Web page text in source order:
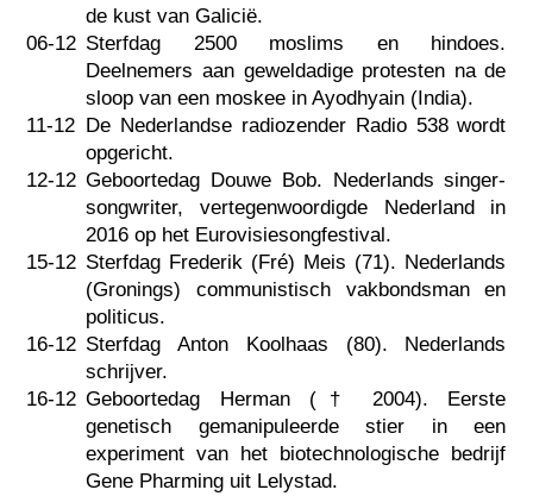
de kust van Galicië.
06-12 Sterfdag 2500 moslims en hindoes.
Deelnemers aan geweldadige protesten na de
sloop van een moskee in Ayodhyain (India).
11-12
De Nederlandse radiozender Radio 538 wordt
opgericht.
12-12 Geboortedag Douwe Bob. Nederlands singer-
songwriter, vertegenwoordigde Nederland in
2016 op het Eurovisiesongfestival.
15-12 Sterfdag Frederik (Fré) Meis (71). Nederlands
(Gronings) communistisch vakbondsman en
politicus.
16-12 Sterfdag Anton Koolhaas (80). Nederlands
schrijver.
16-12 Geboortedag Herman (†2004). Eerste
genetisch gemanipuleerde stier in een
experiment van het biotechnologische bedrijf
Gene Pharming uit Lelystad.